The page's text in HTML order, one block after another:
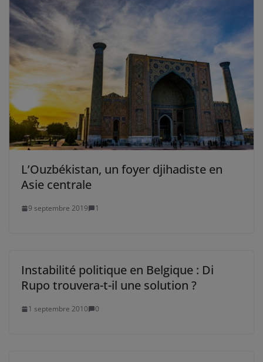
L’Ouzbékistan, un foyer djihadiste en
Asie centrale
9 septembre 2019 1
Instabilité politique en Belgique : Di
Rupo trouvera-t-il une solution ?
1 septembre 2010 0